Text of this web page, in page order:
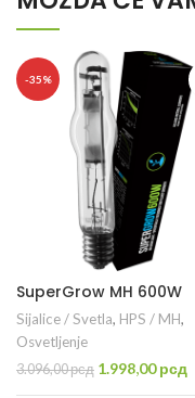
-35%
SuperGrow MH 600W
Sijalice / Svetla, HPS / MH,
Osvetljenje
3.096,00рсд Originalna
1.998,00рсд